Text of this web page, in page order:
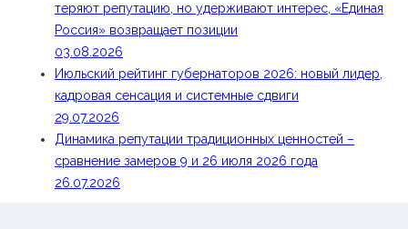
теряют репутацию, но удерживают интерес, «Единая
Россия» возвращает позиции
03.08.2026
Июльский рейтинг губернаторов 2026: новый лидер,
кадровая сенсация и системные сдвиги
29.07.2026
Динамика репутации традиционных ценностей –
сравнение замеров 9 и 26 июля 2026 года
26.07.2026